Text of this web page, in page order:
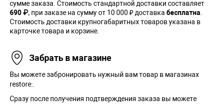
сумме заказа. Cтоимость стандартной доставки составляет
690 ₽, при заказе на сумму от 10 000 ₽ доставка бесплатна.
Стоимость доставки крупногабаритных товаров указана в
карточке товара и корзине.
Забрать в магазине
Вы можете забронировать нужный вам товар в магазинах
restore:.
Сразу после получения подтверждения заказа вы можете